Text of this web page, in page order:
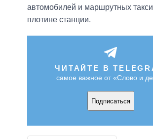
автомобилей и маршрутных
плотине станции.
ЧИТАЙТЕ В
самое важное от «Слово и
Подписаться